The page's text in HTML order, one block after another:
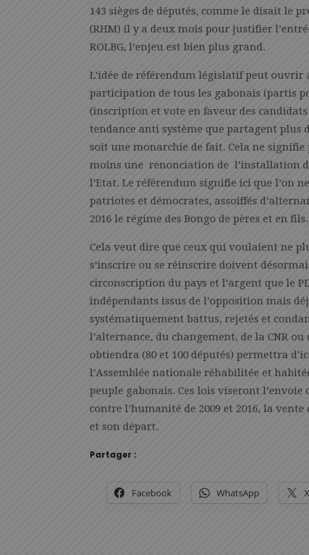
143 sièges de députés, comme le disait le
(RHM) il y a deux mois pour justifier
ROLBG, l’enjeu est bien plus grand.
L’idée de référendum législatif peut ouvrir
participation de tous les gabonais (partis
(inscription et vote en faveur des
tendance anti système que partagent plus
soit une monarchie de fait. Cela ne
moins une renonciation de l’installation
l’Etat. Le référendum signifie ici que l’on
patriotes et démocrates, assoiffés
2016 le régime des Bongo de pères et en
Cela veut dire que ceux qui voulaient ne
s’inscrire ou se réinscrire doivent
circonscription du pays et l’argent que le
indépendants issus de l’opposition mais
systématiquement battus, rejetés et
l’alternance, du changement, de la CNR
obtiendra (80 et 100 députés) permettra
l’Assemblée nationale réhabilitée et
peuple gabonais. Ces lois viseront
contre l’humanité de 2009 et 2016, la
et son départ.
Partager :
Facebook WhatsApp X